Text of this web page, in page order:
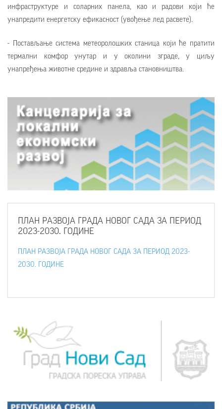
инфраструктуре и соларних панела, као и радови који ће
унапредити енергетску ефикасност (увођење лед расвете).
- Постављање система метеоролошких станица који ће пратити
термални комфор унутар и у околини зграде, у циљу
унапређења животне средине и здравља становништва.
ПЛАН РАЗВОЈА ГРАДА НОВОГ САДА ЗА ПЕРИОД
2023-2030. ГОДИНЕ
ПЛАН РАЗВОЈА ГРАДА НОВОГ САДА ЗА ПЕРИОД 2023-
2030. ГОДИНЕ